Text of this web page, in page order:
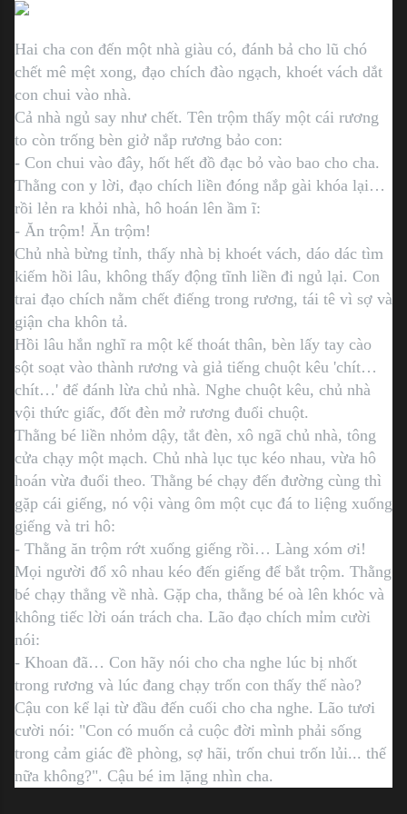
Hai cha con đến một nhà giàu có, đánh bả cho lũ chó
chết mê mệt xong, đạo chích đào ngạch, khoét vách dắt
con chui vào nhà.
Cả nhà ngủ say như chết. Tên trộm thấy một cái rương
to còn trống bèn giở nắp rương bảo con:
- Con chui vào đây, hốt hết đồ đạc bỏ vào bao cho cha.
Thằng con y lời, đạo chích liền đóng nắp gài khóa lại…
rồi lẻn ra khỏi nhà, hô hoán lên ầm ĩ:
- Ăn trộm! Ăn trộm!
Chủ nhà bừng tỉnh, thấy nhà bị khoét vách, dáo dác tìm
kiếm hồi lâu, không thấy động tĩnh liền đi ngủ lại. Con
trai đạo chích nằm chết điếng trong rương, tái tê vì sợ và
giận cha khôn tả.
Hồi lâu hắn nghĩ ra một kế thoát thân, bèn lấy tay cào
sột soạt vào thành rương và giả tiếng chuột kêu 'chít…
chít…' để đánh lừa chủ nhà. Nghe chuột kêu, chủ nhà
vội thức giấc, đốt đèn mở rương đuổi chuột.
Thằng bé liền nhỏm dậy, tắt đèn, xô ngã chủ nhà, tông
cửa chạy một mạch. Chủ nhà lục tục kéo nhau, vừa hô
hoán vừa đuổi theo. Thằng bé chạy đến đường cùng thì
gặp cái giếng, nó vội vàng ôm một cục đá to liệng xuống
giếng và tri hô:
- Thằng ăn trộm rớt xuống giếng rồi… Làng xóm ơi!
Mọi người đổ xô nhau kéo đến giếng để bắt trộm. Thằng
bé chạy thẳng về nhà. Gặp cha, thằng bé oà lên khóc và
không tiếc lời oán trách cha. Lão đạo chích mỉm cười
nói:
- Khoan đã… Con hãy nói cho cha nghe lúc bị nhốt
trong rương và lúc đang chạy trốn con thấy thế nào?
Cậu con kể lại từ đầu đến cuối cho cha nghe. Lão tươi
cười nói: "Con có muốn cả cuộc đời mình phải sống
trong cảm giác đề phòng, sợ hãi, trốn chui trốn lủi... thế
nữa không?". Cậu bé im lặng nhìn cha.